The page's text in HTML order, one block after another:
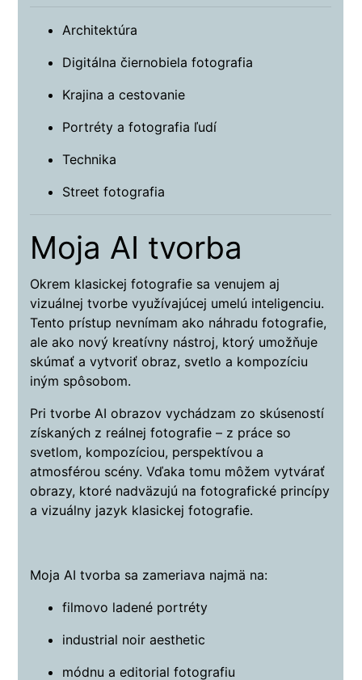
Architektúra
Digitálna čiernobiela fotografia
Krajina a cestovanie
Portréty a fotografia ľudí
Technika
Street fotografia
Moja AI tvorba
Okrem klasickej fotografie sa venujem aj
vizuálnej tvorbe využívajúcej umelú inteligenciu.
Tento prístup nevnímam ako náhradu fotografie,
ale ako nový kreatívny nástroj, ktorý umožňuje
skúmať a vytvoriť obraz, svetlo a kompozíciu
iným spôsobom.
Pri tvorbe AI obrazov vychádzam zo skúseností
získaných z reálnej fotografie – z práce so
svetlom, kompozíciou, perspektívou a
atmosférou scény. Vďaka tomu môžem vytvárať
obrazy, ktoré nadväzujú na fotografické princípy
a vizuálny jazyk klasickej fotografie.
Moja AI tvorba sa zameriava najmä na:
filmovo ladené portréty
industrial noir aesthetic
módnu a editorial fotografiu